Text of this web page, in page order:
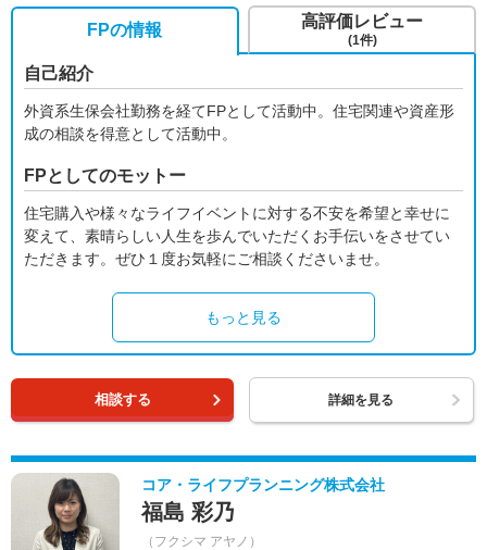
FPの情報
自己紹介
外資系生保会社勤務を経てFPとして活動中。住宅関連や資産形
成の相談を得意として活動中。
FPとしてのモットー
住宅購入や様々なライフイベントに対する不安を希望と幸せに
変えて、素晴らしい人生を歩んでいただくお手伝いをさせてい
ただきます。ぜひ１度お気軽にご相談くださいませ。
もっと見る
高評価レビュー
(1件)
相談する 詳細を見る
コア・ライフプランニング株式会社
福島 彩乃
（フクシマ アヤノ）